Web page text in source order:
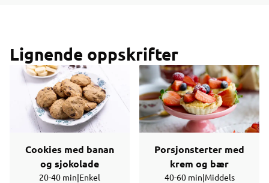
Lignende oppskrifter
Cookies med banan
og sjokolade
20-40 min|Enkel
Porsjonsterter med
krem og bær
40-60 min|Middels